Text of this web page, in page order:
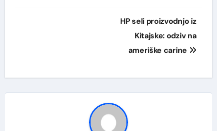
HP seli proizvodnjo iz
Kitajske: odziv na
ameriške carine